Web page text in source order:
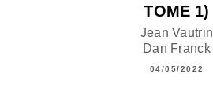
TOME 1)
Jean Vautrin
Dan Franck
04/05/2022